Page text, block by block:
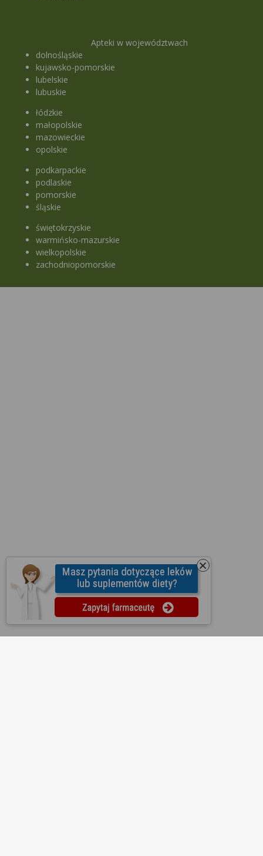
Apteki w województwach
dolnośląskie
kujawsko-pomorskie
lubelskie
lubuskie
łódzkie
małopolskie
mazowieckie
opolskie
podkarpackie
podlaskie
pomorskie
śląskie
świętokrzyskie
warmińsko-mazurskie
wielkopolskie
zachodniopomorskie